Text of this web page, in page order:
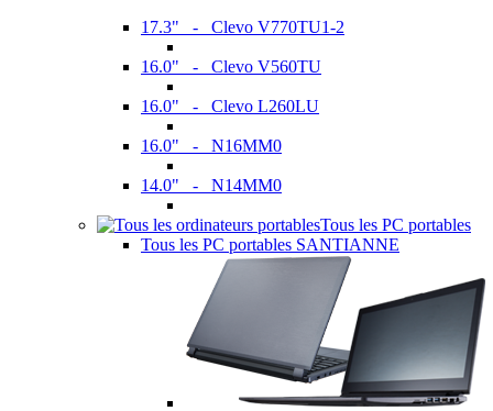
17.3" - Clevo V770TU1-2
16.0" - Clevo V560TU
16.0" - Clevo L260LU
16.0" - N16MM0
14.0" - N14MM0
Tous les PC portables
Tous les PC portables SANTIANNE